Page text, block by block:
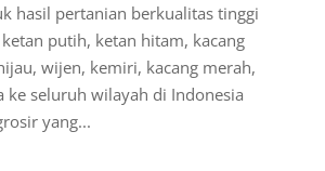
hasil pertanian berkualitas tinggi
putih, ketan hitam, kacang
wijen, kemiri, kacang merah,
ke seluruh wilayah di Indonesia
yang...